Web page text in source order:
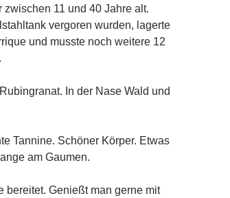
11 und 40 Jahre alt.
vergoren wurden, lagerte
und musste noch weitere 12
In der Nase Wald und
Tannine. Schöner Körper. Etwas
am Gaumen.
bereitet. Genießt man gerne mit